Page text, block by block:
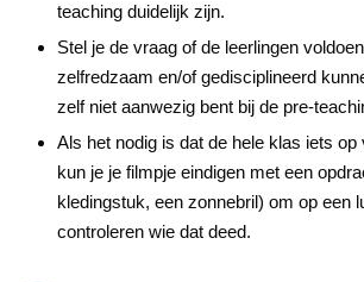
teaching duidelijk zijn.
Stel je de vraag of de leerlingen
zelfredzaam en/of gedisciplineerd
zelf niet aanwezig bent bij de pre-
Als het nodig is dat de hele klas iets op
kun je je filmpje eindigen met een
kledingstuk, een zonnebril) om op een
controleren wie dat deed.